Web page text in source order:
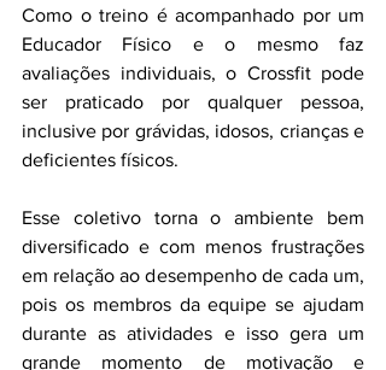
Como o treino é acompanhado por um
Educador Físico e o mesmo faz
avaliações individuais, o Crossfit pode
ser praticado por qualquer pessoa,
inclusive por grávidas, idosos, crianças e
deficientes físicos.
Esse coletivo torna o ambiente bem
diversificado e com menos frustrações
em relação ao desempenho de cada um,
pois os membros da equipe se ajudam
durante as atividades e isso gera um
grande momento de motivação e